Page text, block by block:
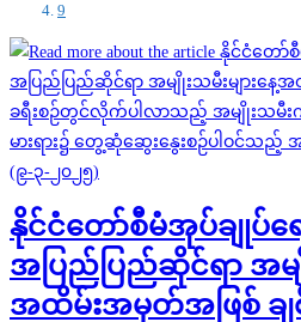
9
နိုင်ငံတော်စီမံအုပ်ချုပ်ရေ
အပြည်ပြည်ဆိုင်ရာ အမျို
အထိမ်းအမှတ်အဖြစ် ချ